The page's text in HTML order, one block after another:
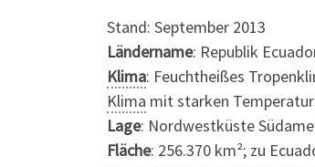
Stand: September 2013
Ländername: Republik
Klima: Feuchtheißes
Klima mit starken
Lage: Nordwestküste
Fläche: 256.370 km²; zu